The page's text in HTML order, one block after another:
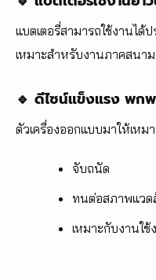
แบตเตอรี่สามารถใช้งานได้
เหมาะสำหรับงานภาคสนา
🔹 ดีไซน์แข็งแรง พก
ตัวเครื่องออกแบบมาให้เห
จับถนัด
ทนต่อสภาพแวด
เหมาะกับงานใ